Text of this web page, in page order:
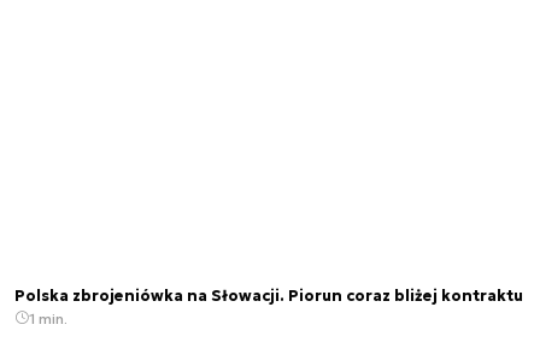
Polska zbrojeniówka na Słowacji. Piorun coraz bliżej kontraktu
1 min.